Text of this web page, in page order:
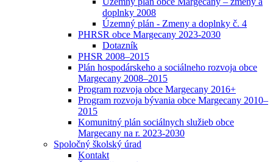
doplnky 2008
Územný plán - Zmeny a doplnky č. 4
PHRSR obce Margecany 2023-2030
Dotazník
PHSR 2008–2015
Plán hospodárskeho a sociálneho rozvoja obce
Margecany 2008–2015
Program rozvoja obce Margecany 2016+
Program rozvoja bývania obce Margecany 2010–
2015
Komunitný plán sociálnych služieb obce
Margecany na r. 2023-2030
Spoločný školský úrad
Kontakt